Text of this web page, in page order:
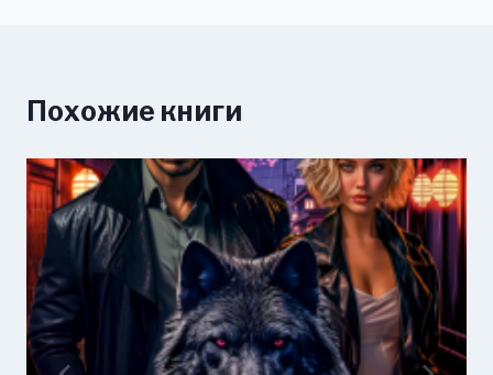
Похожие книги